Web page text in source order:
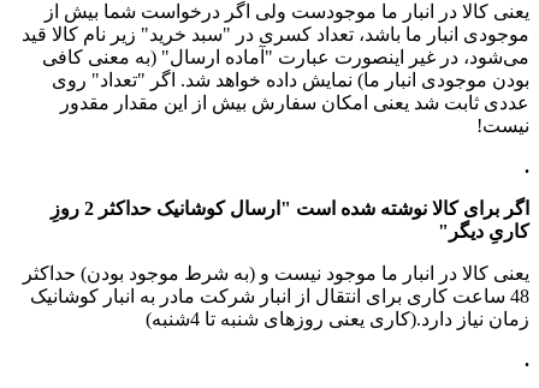
یعنی کالا در انبار ما موجودست ولی اگر درخواست شما بیش از
موجودی انبار ما باشد، تعداد کسری در "سبد خرید" زیر نام کالا قید
می‌شود، در غیر اینصورت عبارت "آماده ارسال" (به معنی کافی
بودن موجودی انبار ما) نمایش داده خواهد شد. اگر "تعداد" روی
عددی ثابت شد یعنی امکان سفارش بیش از این مقدار مقدور
نیست!
.
اگر برای کالا نوشته شده است "ارسال کوشانیک حداکثر 2 روزِ
کاریِ دیگر"
یعنی کالا در انبار ما موجود نیست و (به شرط موجود بودن) حداکثر
48 ساعت کاری برای انتقال از انبار شرکت مادر به انبار کوشانیک
زمان نیاز دارد.(کاری یعنی روزهای شنبه تا 4شنبه)
.